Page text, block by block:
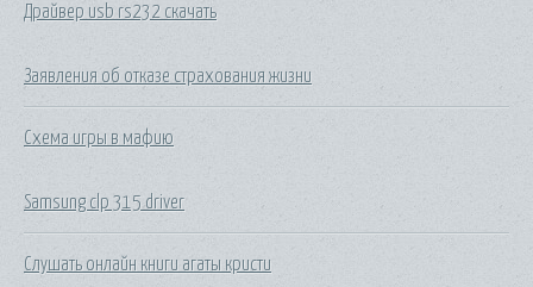
Драйвер usb rs232 скачать
Заявления об отказе страхования жизни
Схема игры в мафию
Samsung clp 315 driver
Слушать онлайн книги агаты кристи